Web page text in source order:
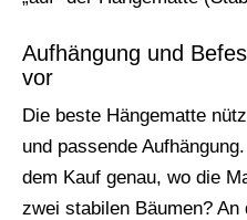
Aufhängung und
vor
Die beste Hängematte
und passende
dem Kauf genau, wo die
zwei stabilen Bäumen? An